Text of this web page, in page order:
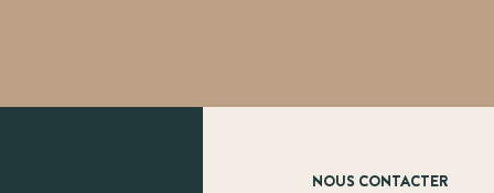
NOUS CONTACTER